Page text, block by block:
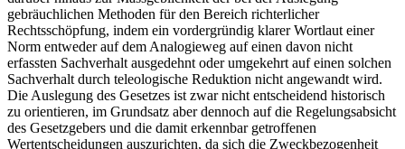
gebräuchlichen Methoden für den Bereich richterlicher
Rechtsschöpfung, indem ein vordergründig klarer Wortlaut einer
Norm entweder auf dem Analogieweg auf einen davon nicht
erfassten Sachverhalt ausgedehnt oder umgekehrt auf einen solchen
Sachverhalt durch teleologische Reduktion nicht angewandt wird.
Die Auslegung des Gesetzes ist zwar nicht entscheidend historisch
zu orientieren, im Grundsatz aber dennoch auf die Regelungsabsicht
des Gesetzgebers und die damit erkennbar getroffenen
Wertentscheidungen auszurichten, da sich die Zweckbezogenheit